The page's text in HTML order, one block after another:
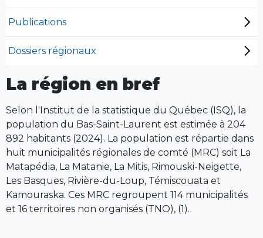
Publications
Dossiers régionaux
La région en bref
Selon l'Institut de la statistique du Québec (ISQ), la
population du Bas-Saint-Laurent est estimée à 204
892 habitants (2024). La population est répartie dans
huit municipalités régionales de comté (MRC) soit La
Matapédia, La Matanie, La Mitis, Rimouski-Neigette,
Les Basques, Rivière-du-Loup, Témiscouata et
Kamouraska. Ces MRC regroupent 114 municipalités
et 16 territoires non organisés (TNO), (1).